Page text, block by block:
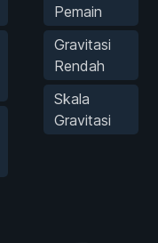
Pemain
Gravitasi
Rendah
Skala
Gravitasi